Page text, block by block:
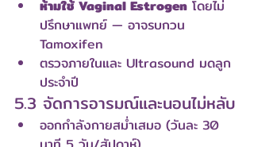
ห้ามใช้ Vaginal Estrogen โดยไม่
ปรึกษาแพทย์ — อาจรบกวน
Tamoxifen
ตรวจภายในและ Ultrasound มดลูก
ประจำปี
5.3 จัดการอารมณ์และนอนไม่หลับ
ออกกำลังกายสม่ำเสมอ (วันละ 30